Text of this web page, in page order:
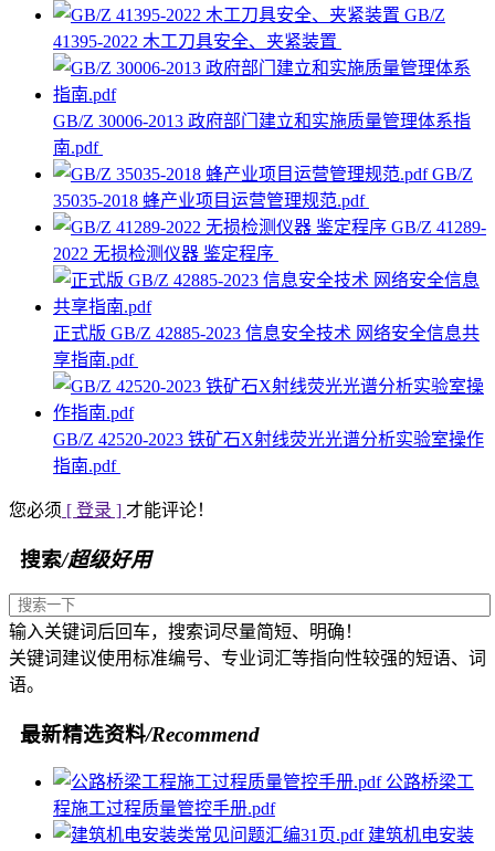
GB/Z
41395-2022 木工刀具安全、夹紧装置
GB/Z 30006-2013 政府部门建立和实施质量管理体系指
南.pdf
GB/Z
35035-2018 蜂产业项目运营管理规范.pdf
GB/Z 41289-
2022 无损检测仪器 鉴定程序
正式版 GB/Z 42885-2023 信息安全技术 网络安全信息共
享指南.pdf
GB/Z 42520-2023 铁矿石X射线荧光光谱分析实验室操作
指南.pdf
您必须 [ 登录 ] 才能评论！
搜索/超级好用
输入关键词后回车，搜索词尽量简短、明确！
关键词建议使用标准编号、专业词汇等指向性较强的短语、词
语。
最新精选资料/Recommend
公路桥梁工
程施工过程质量管控手册.pdf
建筑机电安装